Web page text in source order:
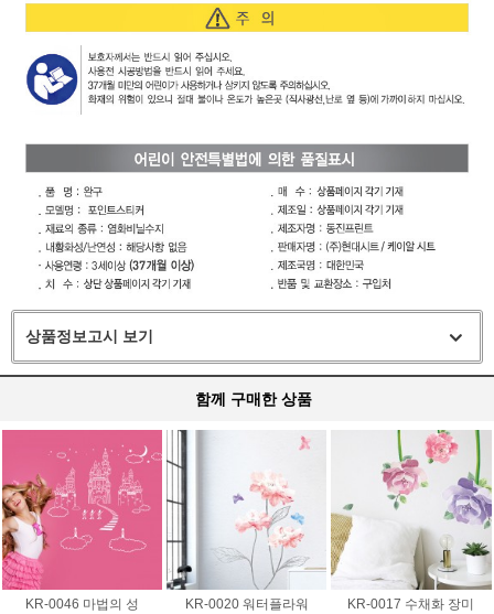
상품정보고시 보기
함께 구매한 상품
KR-0046 마법의 성
KR-0020 워터플라워
KR-0017 수채화 장미